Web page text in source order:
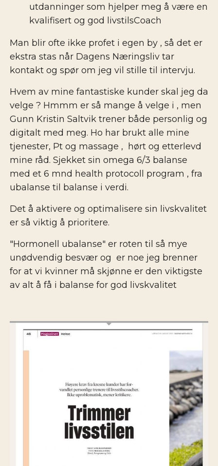
utdanninger som hjelper meg å være en
kvalifisert og god livstilsCoach
Man blir ofte ikke profet i egen by , så det er
ekstra stas når Dagens Næringsliv tar
kontakt og spør om jeg vil stille til intervju.
Hvem av mine fantastiske kunder skal jeg da
velge ? Hmmm er så mange å velge i , men
Gunn Kristin Saltvik trener både personlig og
digitalt med meg. Ho har brukt alle mine
tjenester, Pt og massage , hørt og etterlevd
mine råd. Sjekket sin omega 6/3 balanse
med et 6 mnd health protocoll program , fra
ubalanse til balanse i verdi.
Det å aktivere og optimalisere sin livskvalitet
er så viktig å prioritere.
"Hormonell ubalanse" er roten til så mye
unødvendig besvær og er noe jeg brenner
for at vi kvinner må skjønne er den viktigste
av alt å få i balanse for god livskvalitet